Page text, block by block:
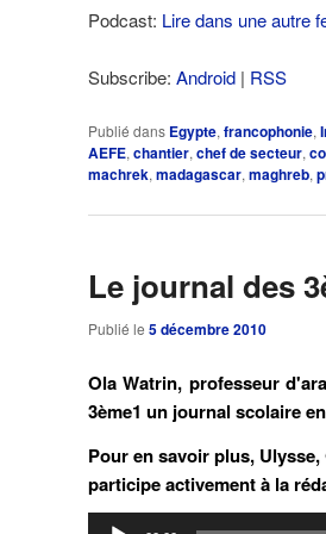
Podcast: Lire dans une autre
Subscribe: Android | RSS
Publié dans Egypte,francophonie,
AEFE,chantier,chef de secteur,
machrek,madagascar,maghreb,
Le journal des
Publié le 5 décembre 2010
Ola Watrin, professeur
3ème1 un journal scolaire
Pour en savoir plus,
participe activement à la
Lecteur